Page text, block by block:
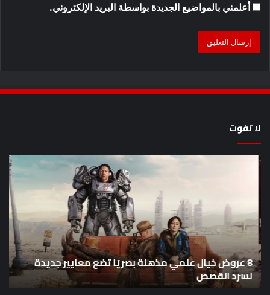
أعلمني بالمواضيع الجديدة بواسطة البريد الإلكتروني.
لا تفوت
8
مذهلة
بصريًا
تضع
معايير
جديدة
لسرد
القصص
8 عروض خيال علمي مذهلة بصريًا تضع معايير جديدة
لسرد القصص